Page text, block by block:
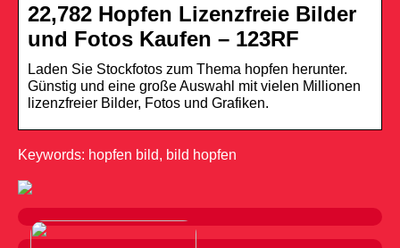
22,782 Hopfen Lizenzfreie Bilder
und Fotos Kaufen – 123RF
Laden Sie Stockfotos zum Thema hopfen herunter.
Günstig und eine große Auswahl mit vielen Millionen
lizenzfreier Bilder, Fotos und Grafiken.
Keywords: hopfen bild, bild hopfen